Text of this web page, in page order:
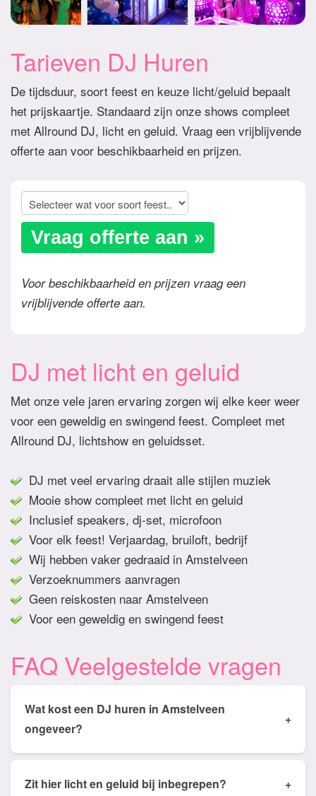
Tarieven DJ Huren
De tijdsduur, soort feest en keuze licht/geluid bepaalt
het prijskaartje. Standaard zijn onze shows compleet
met Allround DJ, licht en geluid. Vraag een vrijblijvende
offerte aan voor beschikbaarheid en prijzen.
Vraag offerte aan »
Voor beschikbaarheid en prijzen vraag een
vrijblijvende offerte aan.
DJ met licht en geluid
Met onze vele jaren ervaring zorgen wij elke keer weer
voor een geweldig en swingend feest. Compleet met
Allround DJ, lichtshow en geluidsset.
DJ met veel ervaring draait alle stijlen muziek
Mooie show compleet met licht en geluid
Inclusief speakers, dj-set, microfoon
Voor elk feest! Verjaardag, bruiloft, bedrijf
Wij hebben vaker gedraaid in Amstelveen
Verzoeknummers aanvragen
Geen reiskosten naar Amstelveen
Voor een geweldig en swingend feest
FAQ Veelgestelde vragen
Wat kost een DJ huren in Amstelveen
ongeveer?
+
gemiddeld tussen de € 350,- en € 950,- Prijs is
Zit hier licht en geluid bij inbegrepen? +